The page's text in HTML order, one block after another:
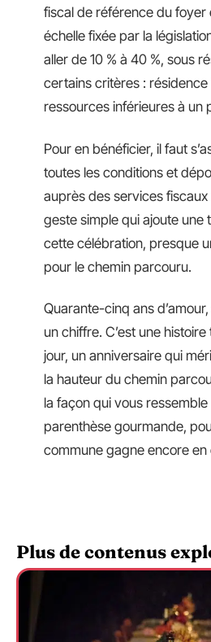
fiscal de référence du foyer
échelle fixée par la
aller de 10 % à 40 %, sous
certains critères : résidence
ressources inférieures à un
Pour en bénéficier, il faut
toutes les conditions et
auprès des services
geste simple qui ajoute une
cette célébration, presque
pour le chemin parcouru.
Quarante-cinq ans
un chiffre. C’est une
jour, un anniversaire qui
la hauteur du chemin
la façon qui vous
parenthèse gourmande,
commune gagne encore en
Plus de contenus